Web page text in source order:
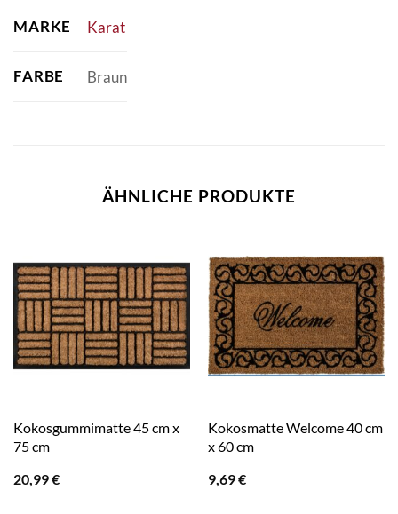
MARKE Karat
FARBE Braun
ÄHNLICHE PRODUKTE
Kokosgummimatte 45 cm x
75 cm
20,99€
Kokosmatte Welcome 40 cm
x 60 cm
9,69€